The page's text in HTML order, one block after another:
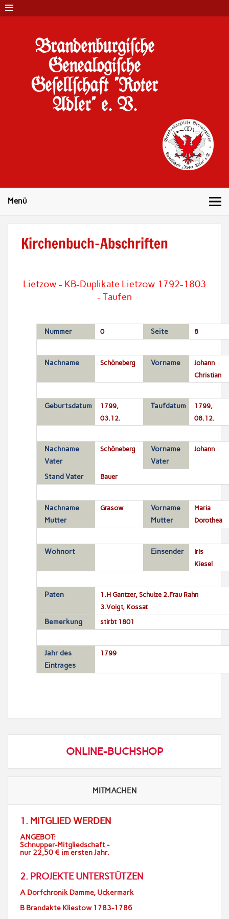
Brandenburgi#che
Genealogi#che
Ge#ell#chaft "Roter
Adler" e. V.
Menü
Kirchenbuch-Abschriften
Lietzow - KB-Duplikate Lietzow 1792-1803
- Taufen
Nummer 0 Seite 8
Nachname Schöneberg Vorname
Johann
Christian
Geburtsdatum
1799,
03.12.
Taufdatum
1799,
08.12.
Nachname
Vater
Schöneberg
Vorname
Vater
Johann
Stand Vater Bauer
Nachname
Mutter
Grasow
Vorname
Mutter
Maria
Dorothea
Wohnort Einsender
Iris
Kiesel
Paten
1.H Gantzer, Schulze 2.Frau Rahn
3.Voigt, Kossat
Bemerkung stirbt 1801
Jahr des
Eintrages
1799
ONLINE-BUCHSHOP
MITMACHEN
1. MITGLIED WERDEN
ANGEBOT:
Schnupper-Mitgliedschaft -
nur 22,50 € im ersten Jahr.
2. PROJEKTE UNTERSTÜTZEN
A Dorfchronik Damme, Uckermark
B Brandakte Kliestow 1783-1786